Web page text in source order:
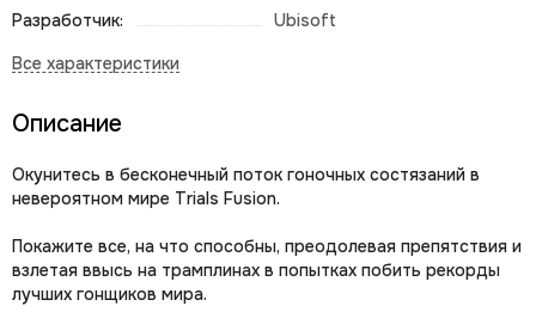
Разработчик:
Ubisoft
Описание
Окунитесь в бесконечный поток гоночных состязаний в
невероятном мире Trials Fusion.
Покажите все, на что способны, преодолевая препятствия и
взлетая ввысь на трамплинах в попытках побить рекорды
лучших гонщиков мира.